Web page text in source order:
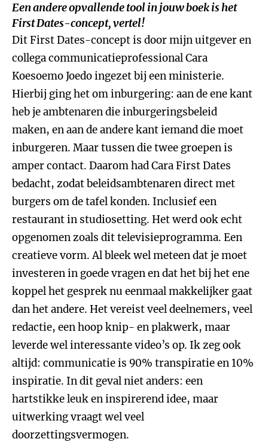
Een andere opvallende tool in jouw boek is het
First Dates-concept, vertel!
Dit First Dates-concept is door mijn uitgever en
collega communicatieprofessional Cara
Koesoemo Joedo ingezet bij een ministerie.
Hierbij ging het om inburgering: aan de ene kant
heb je ambtenaren die inburgeringsbeleid
maken, en aan de andere kant iemand die moet
inburgeren. Maar tussen die twee groepen is
amper contact. Daarom had Cara First Dates
bedacht, zodat beleidsambtenaren direct met
burgers om de tafel konden. Inclusief een
restaurant in studiosetting. Het werd ook echt
opgenomen zoals dit televisieprogramma. Een
creatieve vorm. Al bleek wel meteen dat je moet
investeren in goede vragen en dat het bij het ene
koppel het gesprek nu eenmaal makkelijker gaat
dan het andere. Het vereist veel deelnemers, veel
redactie, een hoop knip- en plakwerk, maar
leverde wel interessante video’s op. Ik zeg ook
altijd: communicatie is 90% transpiratie en 10%
inspiratie. In dit geval niet anders: een
hartstikke leuk en inspirerend idee, maar
uitwerking vraagt wel veel
doorzettingsvermogen.